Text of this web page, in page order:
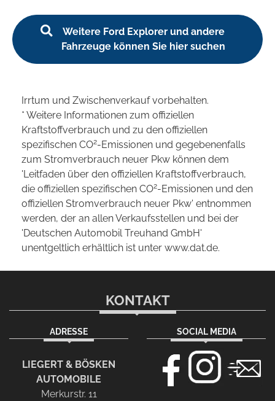
Weitere Ford Explorer und andere
Fahrzeuge können Sie hier suchen
Irrtum und Zwischenverkauf vorbehalten.
* Weitere Informationen zum offiziellen
Kraftstoffverbrauch und zu den offiziellen
spezifischen CO2-Emissionen und gegebenenfalls
zum Stromverbrauch neuer Pkw können dem
'Leitfaden über den offiziellen Kraftstoffverbrauch,
die offiziellen spezifischen CO2-Emissionen und den
offiziellen Stromverbrauch neuer Pkw' entnommen
werden, der an allen Verkaufsstellen und bei der
'Deutschen Automobil Treuhand GmbH'
unentgeltlich erhältlich ist unter www.dat.de.
KONTAKT
ADRESSE
LIEGERT & BÖSKEN
AUTOMOBILE
Merkurstr. 11
SOCIAL MEDIA